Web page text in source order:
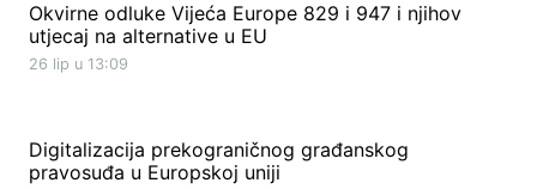
Okvirne odluke Vijeća Europe 829 i 947 i njihov
utjecaj na alternative u EU
26 lip u 13:09
Digitalizacija prekograničnog građanskog
pravosuđa u Europskoj uniji